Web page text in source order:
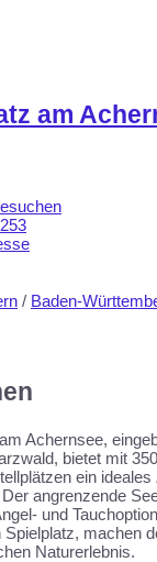
am
/ Baden-
Achernsee,
bietet mit
ein ideales
angrenzende
und
Spielplatz, machen
Naturerlebnis.